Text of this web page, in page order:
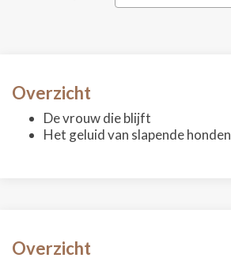
Overzicht
De vrouw die blijft
Het geluid van slapende honden
Overzicht